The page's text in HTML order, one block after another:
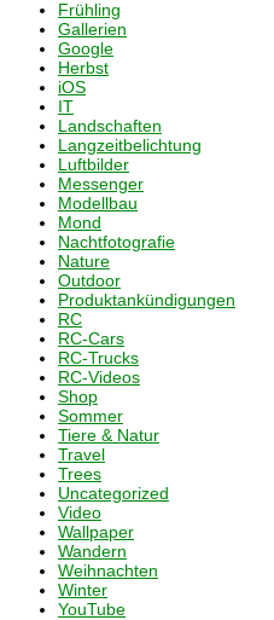
Frühling
Gallerien
Google
Herbst
iOS
IT
Landschaften
Langzeitbelichtung
Luftbilder
Messenger
Modellbau
Mond
Nachtfotografie
Nature
Outdoor
Produktankündigungen
RC
RC-Cars
RC-Trucks
RC-Videos
Shop
Sommer
Tiere & Natur
Travel
Trees
Uncategorized
Video
Wallpaper
Wandern
Weihnachten
Winter
YouTube